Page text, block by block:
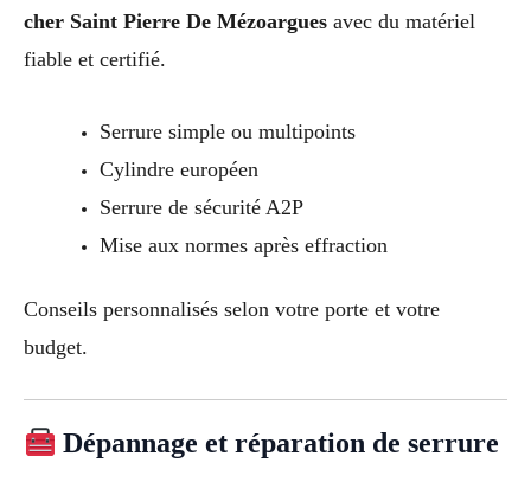
cher Saint Pierre De Mézoargues avec du matériel
fiable et certifié.
Serrure simple ou multipoints
Cylindre européen
Serrure de sécurité A2P
Mise aux normes après effraction
Conseils personnalisés selon votre porte et votre
budget.
Dépannage et réparation de serrure